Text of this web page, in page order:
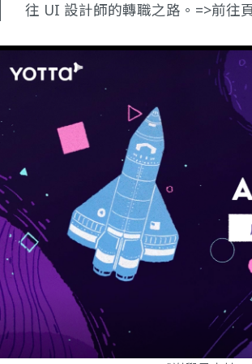
往 UI 設計師的轉職之路。=>前往